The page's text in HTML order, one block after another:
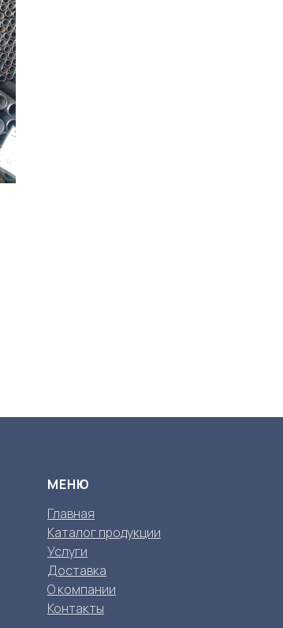
МЕНЮ
Главная
Каталог продукции
Услуги
Доставка
О компании
Контакты